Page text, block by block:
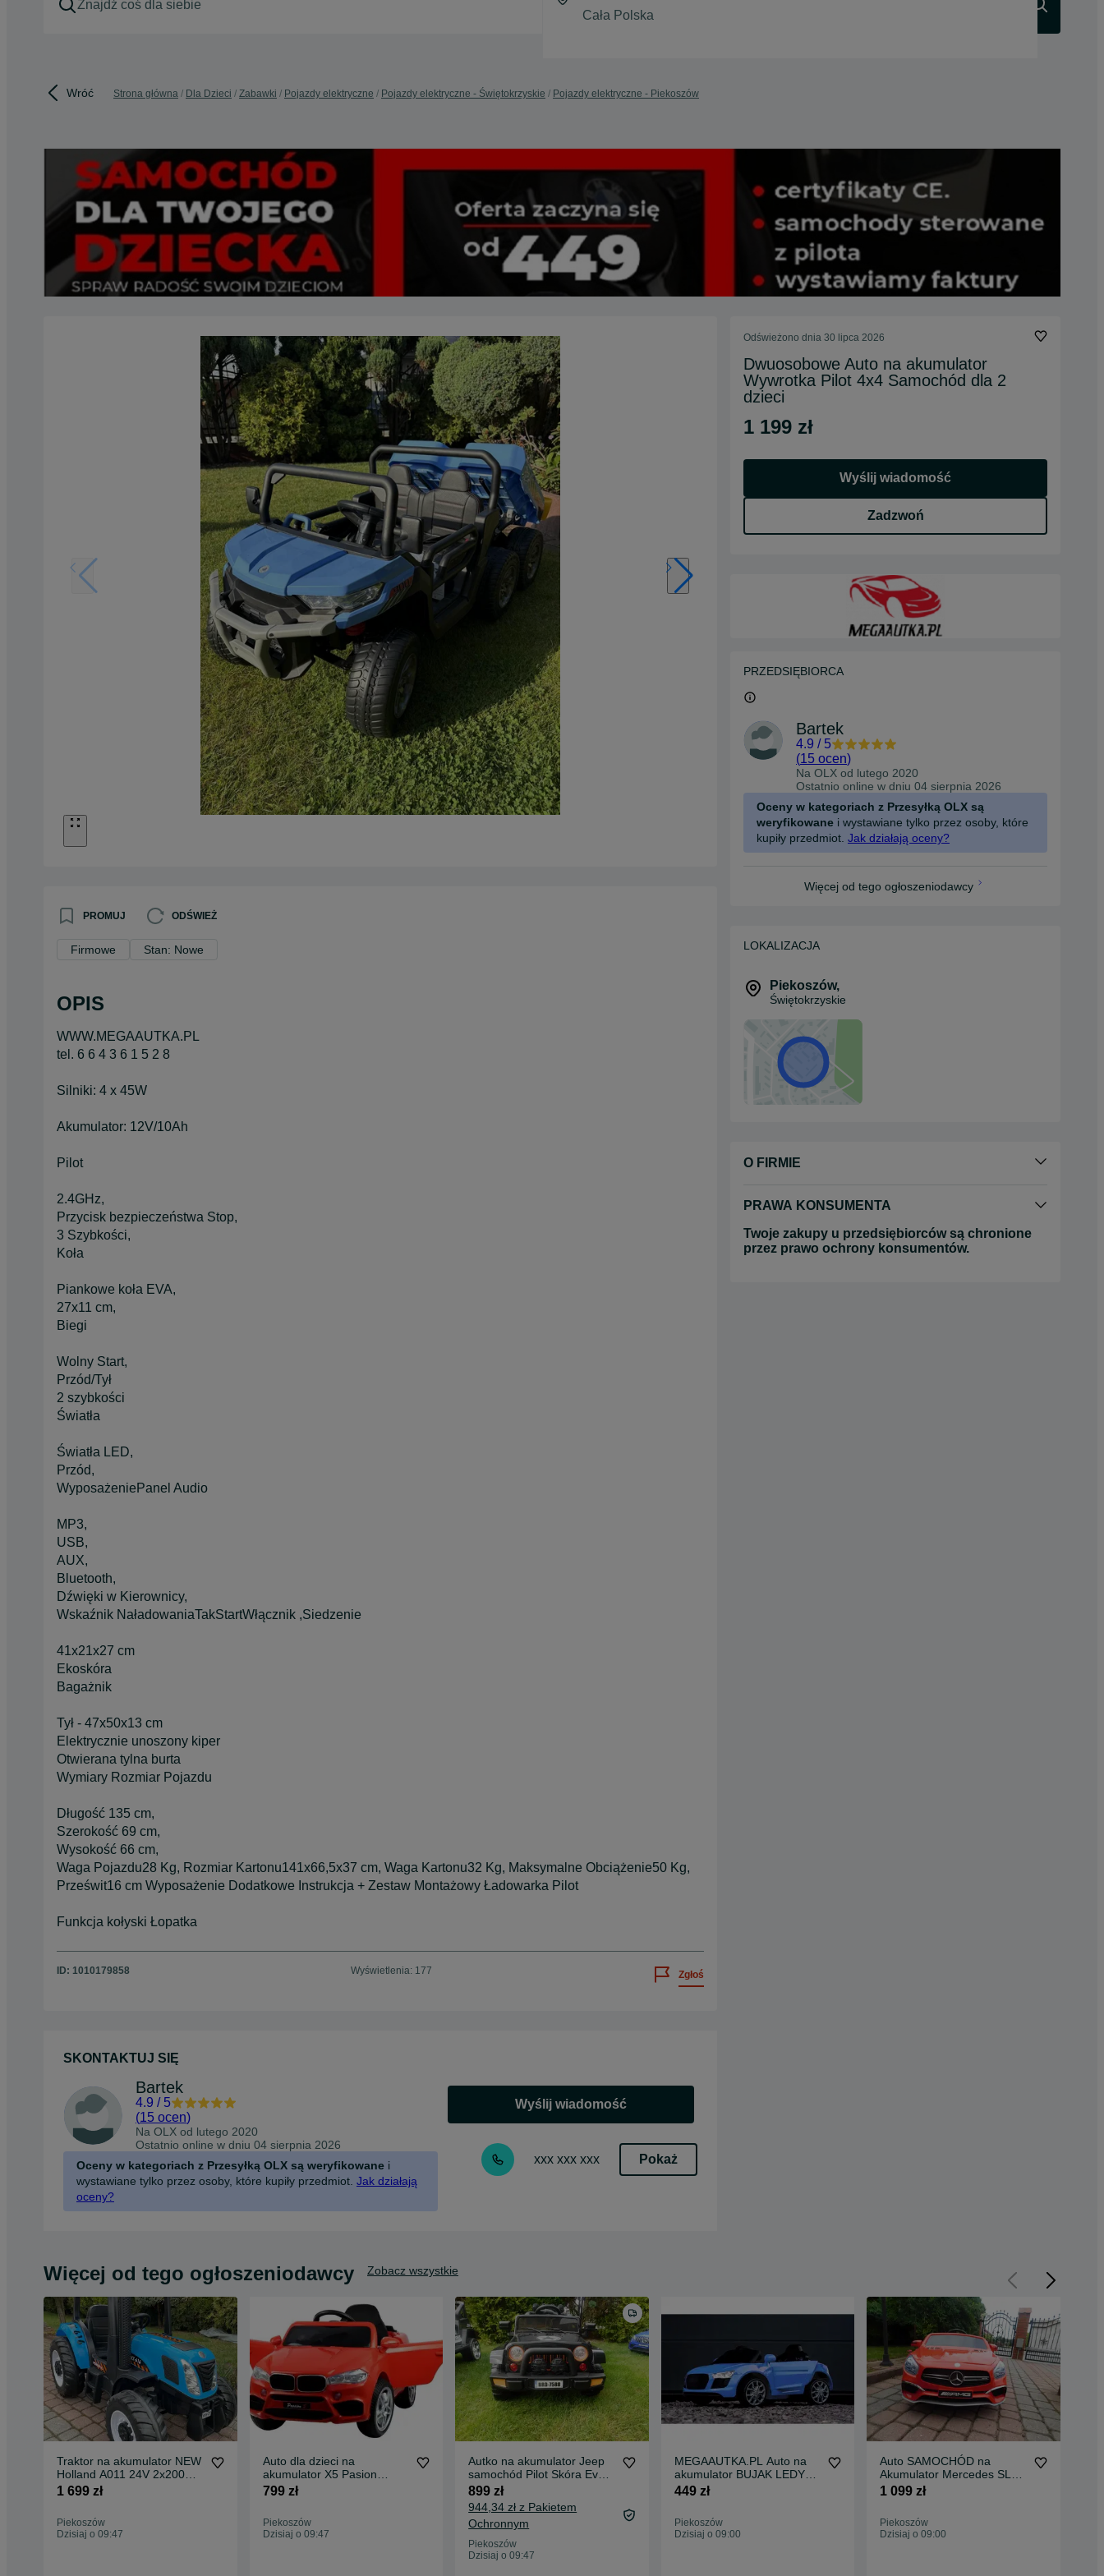
Wróć Strona główna Dla Dzieci Zabawki Pojazdy elektryczne Pojazdy elektryczne - Świętokrzyskie Pojazdy elektryczne - Piekoszów
PROMUJ ODŚWIEŻ
Firmowe Stan: Nowe
OPIS
WWW.MEGAAUTKA.PL
tel. 6 6 4 3 6 1 5 2 8
Silniki: 4 x 45W
Akumulator: 12V/10Ah
Pilot
2.4GHz,
Przycisk bezpieczeństwa Stop,
3 Szybkości,
Koła
Piankowe koła EVA,
27x11 cm,
Biegi
Wolny Start,
Przód/Tył
2 szybkości
Światła
Światła LED,
Przód,
WyposażeniePanel Audio
MP3,
USB,
AUX,
Bluetooth,
Dźwięki w Kierownicy,
Wskaźnik NaładowaniaTakStartWłącznik ,Siedzenie
41x21x27 cm
Ekoskóra
Bagażnik
Tył - 47x50x13 cm
Elektrycznie unoszony kiper
Otwierana tylna burta
Wymiary Rozmiar Pojazdu
Długość 135 cm,
Szerokość 69 cm,
Wysokość 66 cm,
Waga Pojazdu28 Kg, Rozmiar Kartonu141x66,5x37 cm, Waga Kartonu32 Kg, Maksymalne Obciążenie50 Kg,
Prześwit16 cm Wyposażenie Dodatkowe Instrukcja + Zestaw Montażowy Ładowarka Pilot
Funkcja kołyski Łopatka
ID: 1010179858 Wyświetlenia: 177 Zgłoś
SKONTAKTUJ SIĘ
Bartek
4.9 / 5
(15 ocen)
Na OLX od lutego 2020
Ostatnio online w dniu 04 sierpnia 2026
Oceny w kategoriach z Przesyłką OLX są weryfikowane i
wystawiane tylko przez osoby, które kupiły przedmiot. Jak działają
oceny?
Wyślij wiadomość
xxx xxx xxx Pokaż
Odświeżono dnia 30 lipca 2026
Dwuosobowe Auto na akumulator
Wywrotka Pilot 4x4 Samochód dla 2
dzieci
1 199 zł
Wyślij wiadomość
Zadzwoń
PRZEDSIĘBIORCA
Bartek
4.9 / 5
(15 ocen)
Na OLX od lutego 2020
Ostatnio online w dniu 04 sierpnia 2026
Oceny w kategoriach z Przesyłką OLX są
weryfikowane i wystawiane tylko przez osoby, które
kupiły przedmiot. Jak działają oceny?
Więcej od tego ogłoszeniodawcy
LOKALIZACJA
Piekoszów,
Świętokrzyskie
O FIRMIE
PRAWA KONSUMENTA
Twoje zakupy u przedsiębiorców są chronione
przez prawo ochrony konsumentów.
Więcej od tego ogłoszeniodawcy Zobacz wszystkie
Traktor na akumulator NEW
Holland A011 24V 2x200W
KABINA PILOT SKÓRA
1 699 zł
Piekoszów
Dzisiaj o 09:47
Auto dla dzieci na
akumulator X5 Pasion
samochodzik
799 zł
Piekoszów
Dzisiaj o 09:47
Autko na akumulator Jeep
samochód Pilot Skóra Eva
Samochód dla dziecka
899 zł
944,34 zł z Pakietem
Ochronnym
Piekoszów
Dzisiaj o 09:47
MEGAAUTKA.PL Auto na
akumulator BUJAK LEDY
PILOT samochód dla dzieci
449 zł
Piekoszów
Dzisiaj o 09:00
Auto SAMOCHÓD na
Akumulator Mercedes SL65
MP3
1 099 zł
Piekoszów
Dzisiaj o 09:00